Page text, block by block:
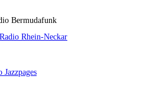
Rhein-Neckar